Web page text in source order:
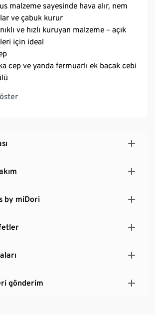
malzeme sayesinde hava alır, nem
ve çabuk kurur
ve hızlı kuruyan malzeme – açık
için ideal
cep ve yanda fermuarlı ek bacak cebi
malzeme içerir
by miDori
gönderim